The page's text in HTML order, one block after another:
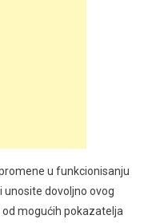
u funkcionisanju
dovoljno ovog
od mogućih pokazatelja